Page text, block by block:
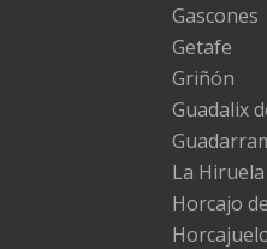
Gascones
Getafe
Griñón
Guadalix
La Hiruela
Horcajo